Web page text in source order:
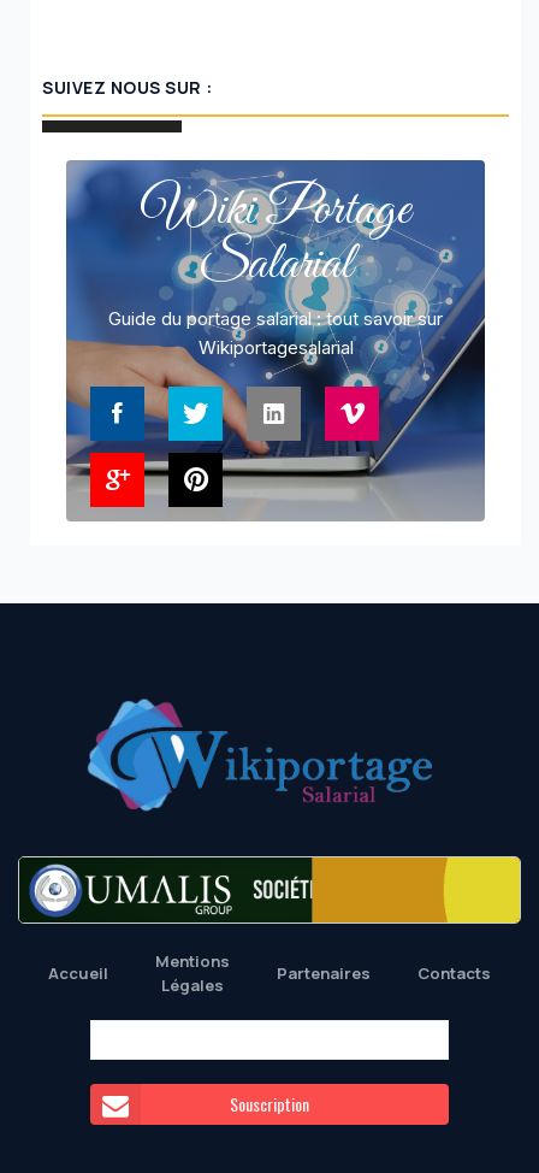
SUIVEZ NOUS SUR :
Wiki Portage
Salarial
Guide du portage salarial : tout savoir sur
Wikiportagesalarial
Accueil
Mentions
Légales
Partenaires Contacts
Souscription